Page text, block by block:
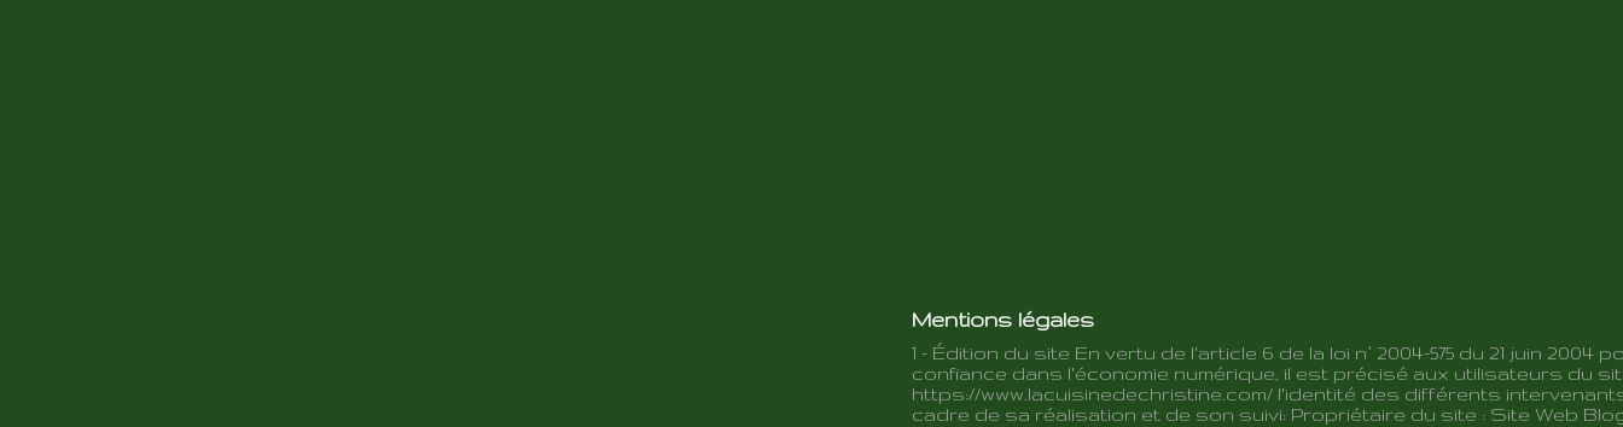
Mentions légales
1 - Édition du site En vertu de l'article 6 de la loi n° 2004-575 du 21 juin 2004
confiance dans l'économie numérique, il est précisé aux utilisateurs du
https://www.lacuisinedechristine.com/ l'identité des différents
cadre de sa réalisation et de son suivi: Propriétaire du site : Site Web